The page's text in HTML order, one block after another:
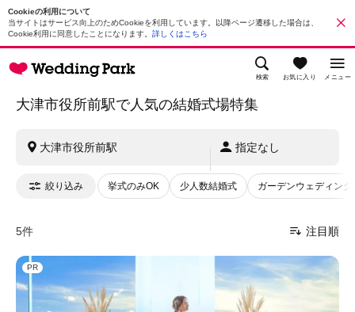
Cookieの利用について
当サイトはサービス向上のためCookieを利用しています。以降ページ遷移した場合は、
Cookie利用に同意したことになります。 詳しくはこちら
検索 お気に入り メニュー
大津市役所前駅で人気の結婚式場特集
大津市役所前駅 指定なし
絞り込み 挙式のみOK 少人数結婚式 ガーデンウェディング
5件 注目順
PR